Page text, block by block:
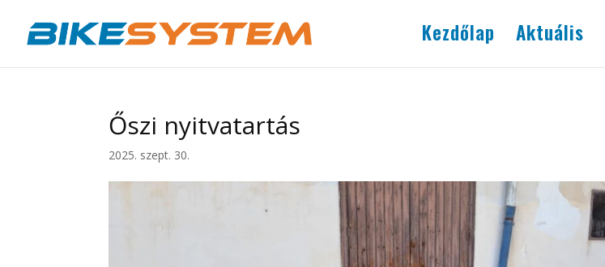
Kezdőlap Aktuális
Őszi nyitvatartás
2025. szept. 30.